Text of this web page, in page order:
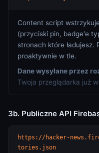
Content script
(przyciski pin, badge'e
stronach które ładujesz.
proaktywnie w tle.
Dane wysyłane przez
Twoja przeglądarka już
3b. Publiczne API
https://hacker-
tories.json